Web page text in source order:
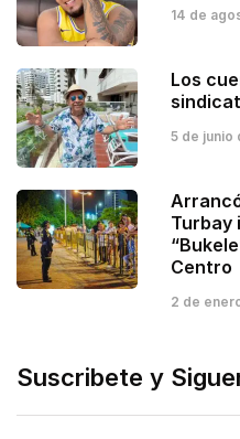
14 de
Los
5 de junio
Turbay
Centro
2 de
Suscribete y